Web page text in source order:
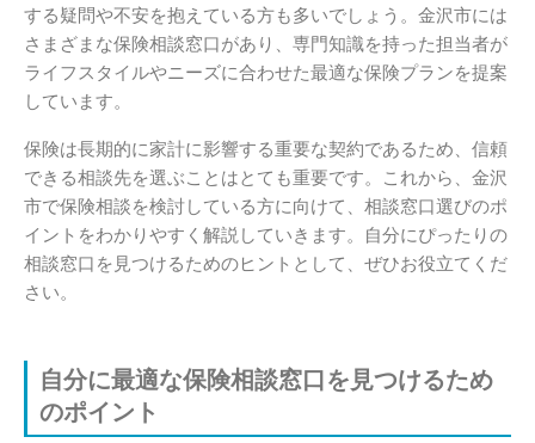
する疑問や不安を抱えている方も多いでしょう。金沢市には
さまざまな保険相談窓口があり、専門知識を持った担当者が
ライフスタイルやニーズに合わせた最適な保険プランを提案
しています。
保険は長期的に家計に影響する重要な契約であるため、信頼
できる相談先を選ぶことはとても重要です。これから、金沢
市で保険相談を検討している方に向けて、相談窓口選びのポ
イントをわかりやすく解説していきます。自分にぴったりの
相談窓口を見つけるためのヒントとして、ぜひお役立てくだ
さい。
自分に最適な保険相談窓口を見つけるため
のポイント